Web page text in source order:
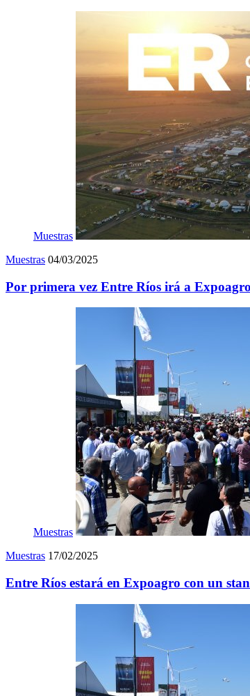
Muestras
Muestras 04/03/2025
Por primera vez Entre Ríos irá a
Muestras
Muestras 17/02/2025
Entre Ríos estará en Expoagro con un